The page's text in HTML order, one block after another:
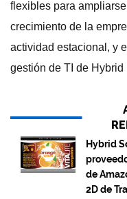
flexibles para
crecimiento de la
actividad estacional, y
gestión de TI de Hybrid
Hybrid
de
2D de